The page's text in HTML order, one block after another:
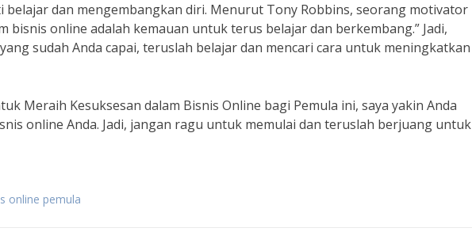
dan mengembangkan diri. Menurut Tony Robbins, seorang motivator
bisnis online adalah kemauan untuk terus belajar dan berkembang.” Jadi,
sudah Anda capai, teruslah belajar dan mencari cara untuk meningkatkan
Meraih Kesuksesan dalam Bisnis Online bagi Pemula ini, saya yakin Anda
online Anda. Jadi, jangan ragu untuk memulai dan teruslah berjuang untuk
online pemula